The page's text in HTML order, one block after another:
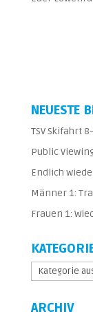
NEUESTE
TSV Skifahrt
Public
Endlich
Männer 1:
Frauen 1:
Kategorien
ARCHIV